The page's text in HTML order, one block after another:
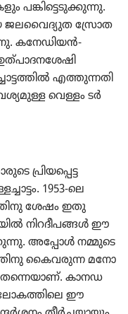
ജല​വൈ​ദ്യു​ത സ്രോ​ത​
കനേഡി​യൻ-
എത്തുന്ന​തി​
വെള്ളം ടർ​
പ്രിയ​പ്പെട്ട
1953-ലെ
ശേഷം ഇതു
നിറദീ​പങ്ങൾ ഈ
അപ്പോൾ നമ്മുടെ
കൈവ​രുന്ന മനോ​
കാനഡ​
ലോക​ത്തി​ലെ ഈ